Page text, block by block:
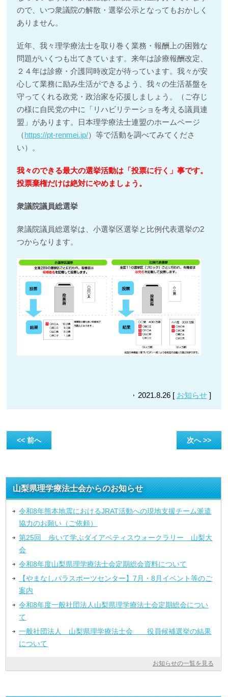
ので、いつ衆議院の解散・選挙公示となってもおかしく
ありません。
近年、我々理学療法士を取り巻く業務・報酬上の困難な
問題がいくつも出てきています。来年は診療報酬改定、
２４年は診療・介護同時改定が待っています。我々が安
心して業務に励み生活ができるよう、我々の生活基盤を
守ってくれる政党・政治家を応援しましょう。（ご存じ
の様に自民党の中に「リハビリテーショを考える議員連
盟」があります。日本理学療法士連盟のホームページ
（https://pt-renmei.jp/）等で活動を調べてみてくださ
い）。
我々のできる最大の選挙活動は「投票に行く」事です。
投票棄権だけは絶対にやめましょう。
衆議院議員総選挙
衆議院議員総選挙は、小選挙区選挙と比例代表選挙の2
つからなります。
2021.8.26 [ お知らせ]
<< 前へ 次へ >>
山梨県理学療法士会からのお知らせ
令和8年熊本地震におけるJRAT活動への現地支援チーム派遣
協力のお願い（ご依頼）
第25回 歩いて学ぶダイアベティスウォークラリー 山梨大
会
令和8年度山梨県理学療法士会定期総会資料について
【やまなしパラスポーツセンター】7月・8月イベント等のご
案内
令和8年度一般社団法人山梨県理学療法士会定期総会につい
て
一般社団法人 山梨県理学療法士会 役員候補選挙の結果
について
お知らせの一覧を見る